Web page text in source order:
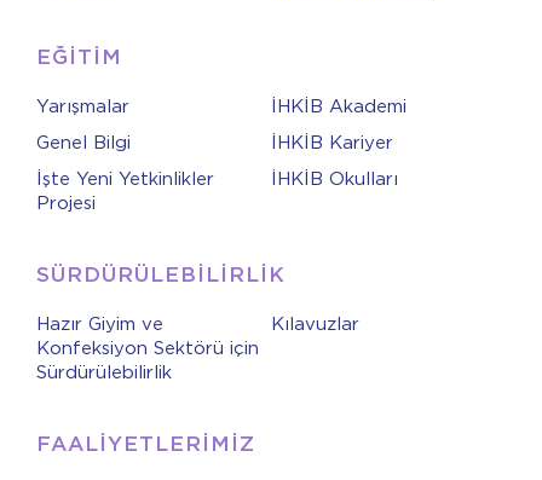
EĞİTİM
Yarışmalar
İHKİB Akademi
Genel Bilgi
İHKİB Kariyer
İşte Yeni Yetkinlikler
Projesi
İHKİB Okulları
SÜRDÜRÜLEBİLİRLİK
Hazır Giyim ve
Konfeksiyon Sektörü için
Sürdürülebilirlik
Kılavuzlar
FAALİYETLERİMİZ